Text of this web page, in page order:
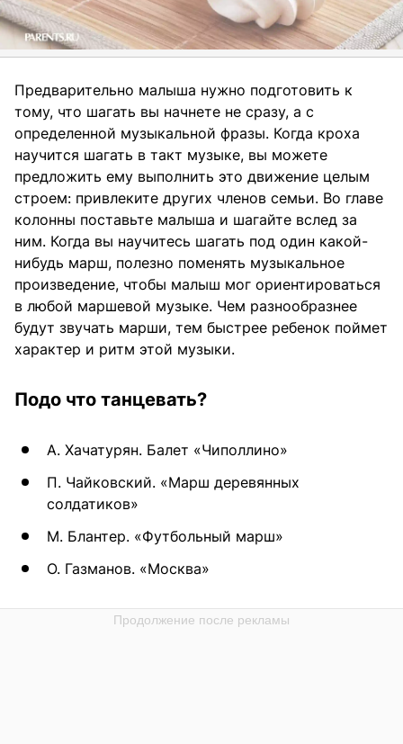
Предварительно малыша нужно подготовить к
тому, что шагать вы начнете не сразу, а с
определенной музыкальной фразы. Когда кроха
научится шагать в такт музыке, вы можете
предложить ему выполнить это движение целым
строем: привлеките других членов семьи. Во главе
колонны поставьте малыша и шагайте вслед за
ним. Когда вы научитесь шагать под один какой-
нибудь марш, полезно поменять музыкальное
произведение, чтобы малыш мог ориентироваться
в любой маршевой музыке. Чем разнообразнее
будут звучать марши, тем быстрее ребенок поймет
характер и ритм этой музыки.
Подо что танцевать?
А. Хачатурян. Балет «Чиполлино»
П. Чайковский. «Марш деревянных
солдатиков»
М. Блантер. «Футбольный марш»
О. Газманов. «Москва»